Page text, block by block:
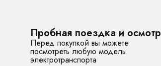
Пробная поездка и осмотр
Перед покупкой вы можете
посмотреть любую модель
электротранспорта